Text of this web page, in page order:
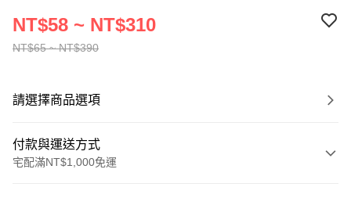
NT$65 ~ NT$390
NT$58 ~ NT$310
請選擇商品選項
付款與運送方式
宅配滿NT$1,000免運